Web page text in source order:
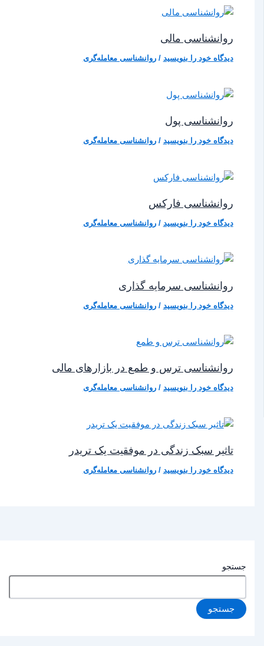
جستجو
جستجو
روانشناسی مالی
دیدگاه‌ خود را بنویسید /روانشناسی معامله‌گری
روانشناسی پول
دیدگاه‌ خود را بنویسید /روانشناسی معامله‌گری
روانشناسی فارکس
دیدگاه‌ خود را بنویسید /روانشناسی معامله‌گری
روانشناسی سرمایه‌ گذاری
دیدگاه‌ خود را بنویسید /روانشناسی معامله‌گری
روانشناسی ترس و طمع در بازارهای مالی
دیدگاه‌ خود را بنویسید /روانشناسی معامله‌گری
تاثیر سبک زندگی در موفقیت یک تریدر
دیدگاه‌ خود را بنویسید /روانشناسی معامله‌گری